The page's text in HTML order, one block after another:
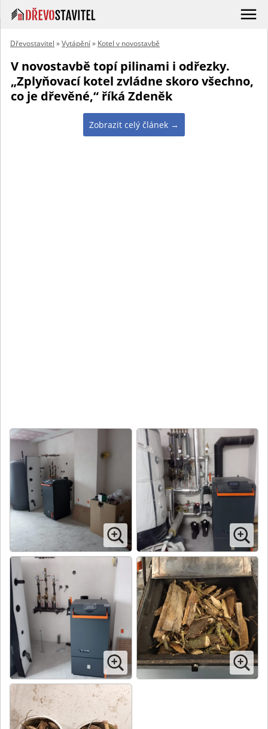
Dřevostavitel »Vytápění» Kotel v novostavbě
V novostavbě topí pilinami i odřezky.
„Zplyňovací kotel zvládne skoro všechno,
co je dřevěné,“ říká Zdeněk
Zobrazit celý článek →